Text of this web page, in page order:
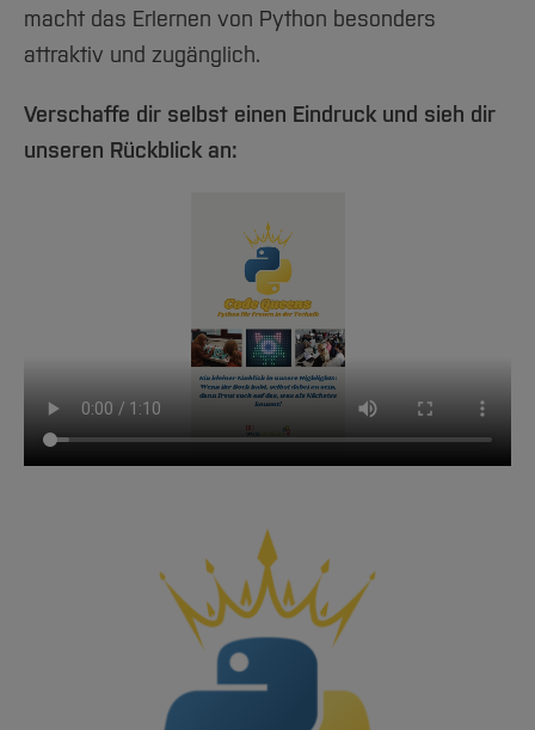
macht das Erlernen von Python besonders
attraktiv und zugänglich.
Verschaffe dir selbst einen Eindruck und sieh dir
unseren Rückblick an: